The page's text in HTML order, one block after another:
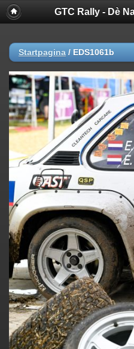
GTC Rally - Dè
Startpagina / EDS1061b